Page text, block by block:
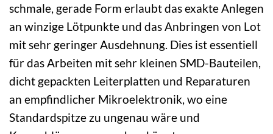
schmale, gerade Form erlaubt das exakte Anlegen
an winzige Lötpunkte und das Anbringen von Lot
mit sehr geringer Ausdehnung. Dies ist essentiell
für das Arbeiten mit sehr kleinen SMD-Bauteilen,
dicht gepackten Leiterplatten und Reparaturen
an empfindlicher Mikroelektronik, wo eine
Standardspitze zu ungenau wäre und